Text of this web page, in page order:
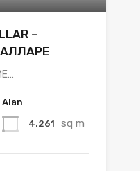
–
Alan
4.261 sq m